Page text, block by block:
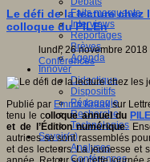
Faits marquants
Interviews
Reportages
Brèves
Agenda
Innover
Didactique
Dispositifs
Pédagogie
Recherche
Technologies
Savoir(s)
Analyses
Conférences
Le défi de la lecture chez
colloque du PILEn
lundi, 26 novembre 2018
Conférences
Publié par Emma Kraaksur
tenu le colloque annuel du
et de l’Édition numérique.
autrices se sont rassemblés
et des lecteurs. La jeunesse et